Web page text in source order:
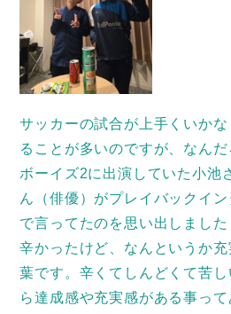
サッカーの試合が上手くいか
ることが多いのですが、なん
ボーイズ2に出演していた小池
ん（俳優）がプレイバックイ
で言ってたのを思い出しまし
辛かったけど、なんというか
葉です。辛くてしんどくて苦
ら達成感や充実感がある事っ